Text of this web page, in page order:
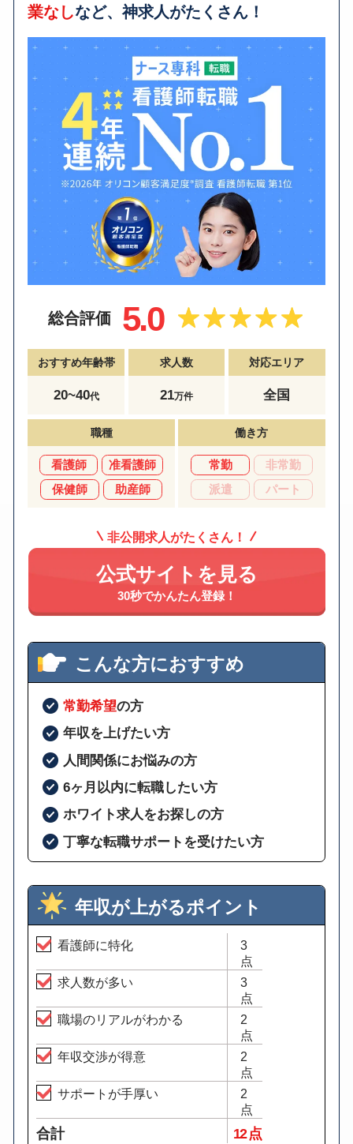
業なしなど、神求人がたくさん！
総合評価 5.0
おすすめ年齢帯
20~40代
求人数
21万件
対応エリア
全国
職種
看護師
准看護師
保健師
助産師
働き方
常勤
非常勤
派遣
パート
非公開求人がたくさん！
公式サイトを見る
30秒でかんたん登録！
こんな方におすすめ
常勤希望の方
年収を上げたい方
人間関係にお悩みの方
6ヶ月以内に転職したい方
ホワイト求人をお探しの方
丁寧な転職サポートを受けたい方
年収が上がるポイント
看護師に特化
3
点
求人数が多い
3
点
職場のリアルがわかる
2
点
年収交渉が得意
2
点
サポートが手厚い
2
点
合計 12 点